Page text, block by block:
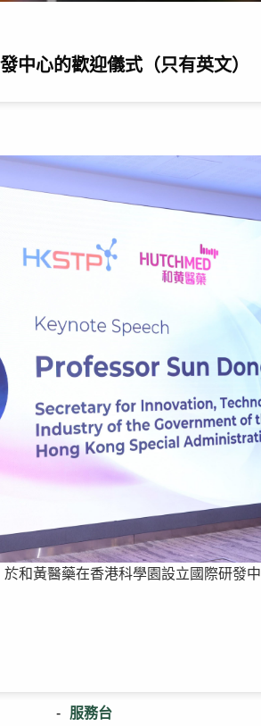
中心的歡迎儀式（只有英文）
和黃醫藥在香港科學園設立國際研發
服務台